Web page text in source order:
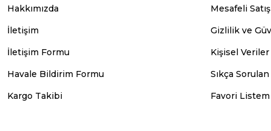
Hakkımızda
İletişim
İletişim Formu
Havale Bildirim Formu
Kargo Takibi
Mesafeli
Gizlilik ve
Kişisel
Sıkça
Favori Listem